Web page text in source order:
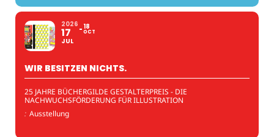
2026
17
JUL
18
OCT
WIR BESITZEN NICHTS.
25 JAHRE BÜCHERGILDE GESTALTERPREIS - DIE
NACHWUCHSFÖRDERUNG FÜR ILLUSTRATION
: Ausstellung